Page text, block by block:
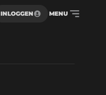
INLOGGEN MENU